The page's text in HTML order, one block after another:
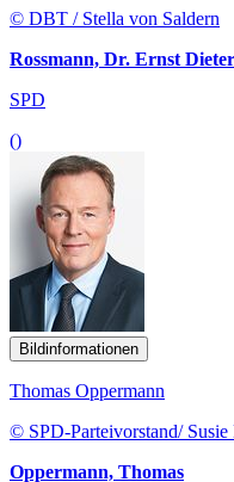
© DBT / Stella von Saldern
Rossmann, Dr. Ernst Dieter
SPD
()
Bildinformationen
Thomas Oppermann
© SPD-Parteivorstand/
Oppermann, Thomas